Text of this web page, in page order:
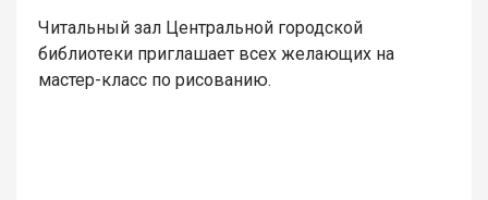
Читальный зал Центральной городской
библиотеки приглашает всех желающих на
мастер-класс по рисованию.